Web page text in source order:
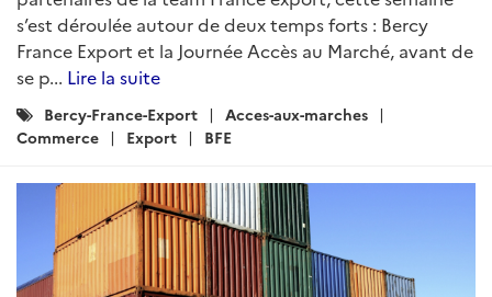
s’est déroulée autour de deux temps forts : Bercy
France Export et la Journée Accès au Marché, avant de
se p... Lire la suite
Catégories
:
Bercy-France-Export
Acces-aux-marches
Commerce
Export BFE